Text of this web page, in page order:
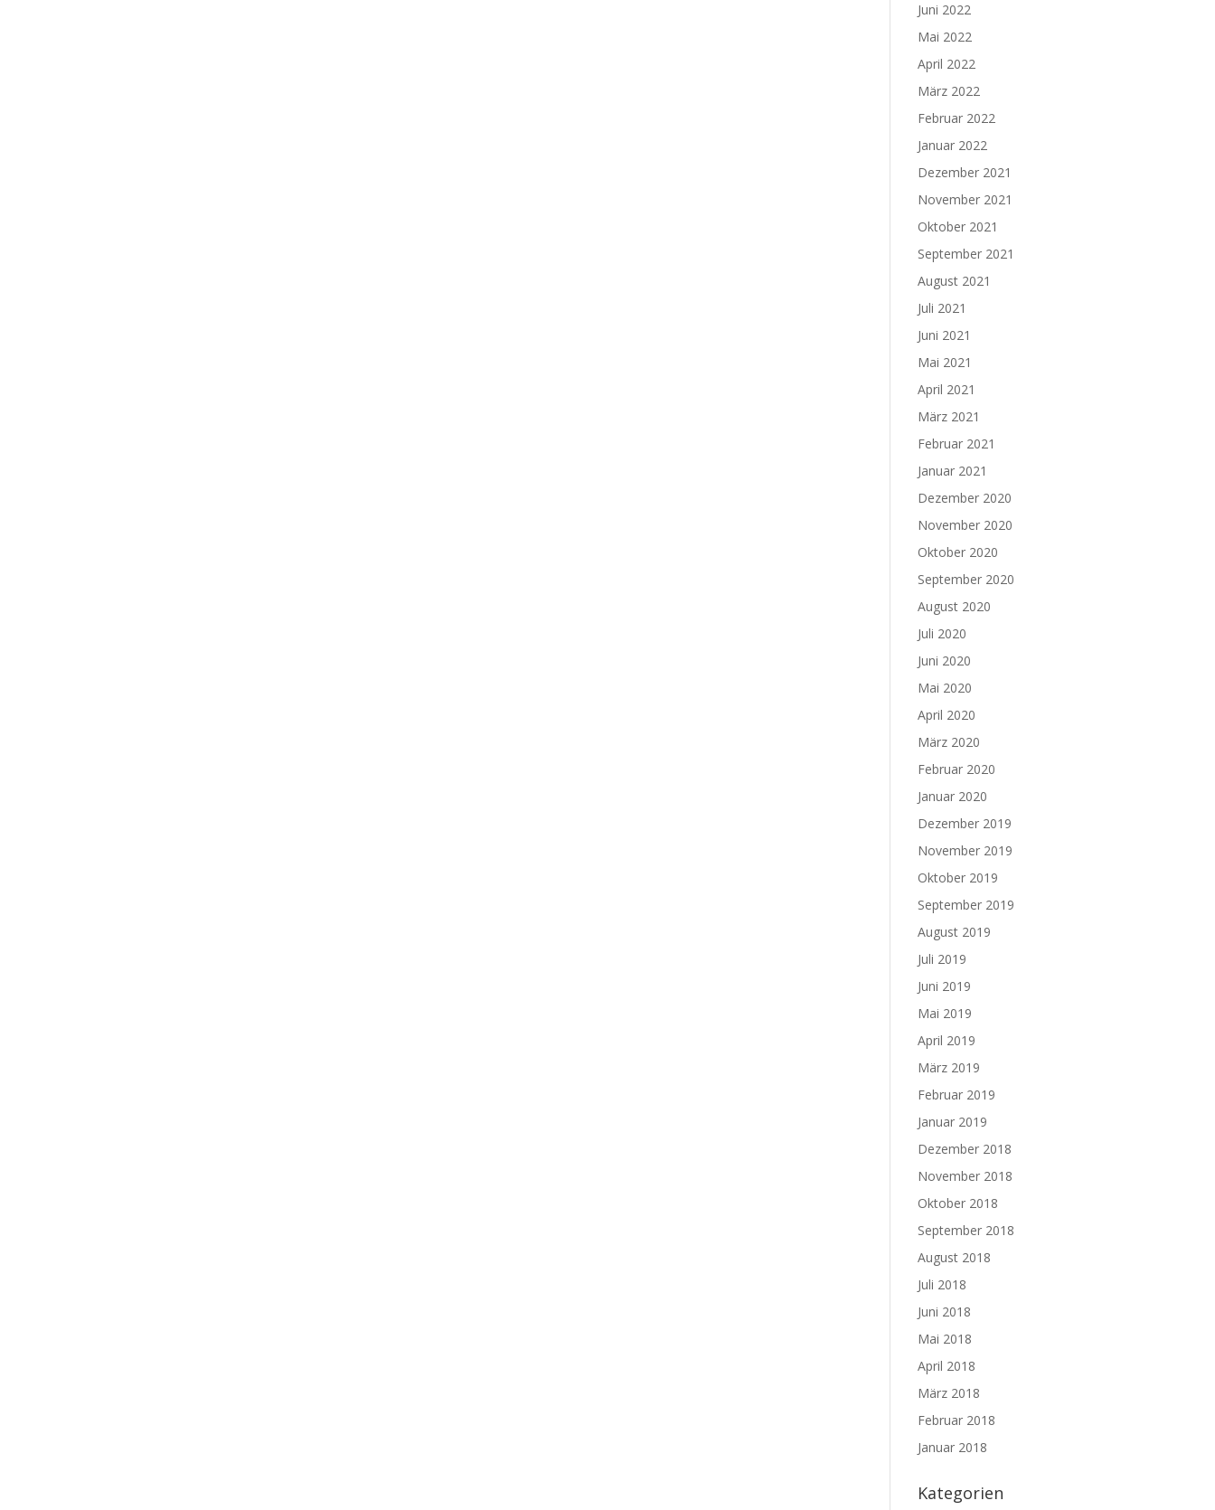
Juni 2022
Mai 2022
April 2022
März 2022
Februar 2022
Januar 2022
Dezember 2021
November 2021
Oktober 2021
September 2021
August 2021
Juli 2021
Juni 2021
Mai 2021
April 2021
März 2021
Februar 2021
Januar 2021
Dezember 2020
November 2020
Oktober 2020
September 2020
August 2020
Juli 2020
Juni 2020
Mai 2020
April 2020
März 2020
Februar 2020
Januar 2020
Dezember 2019
November 2019
Oktober 2019
September 2019
August 2019
Juli 2019
Juni 2019
Mai 2019
April 2019
März 2019
Februar 2019
Januar 2019
Dezember 2018
November 2018
Oktober 2018
September 2018
August 2018
Juli 2018
Juni 2018
Mai 2018
April 2018
März 2018
Februar 2018
Januar 2018
Kategorien